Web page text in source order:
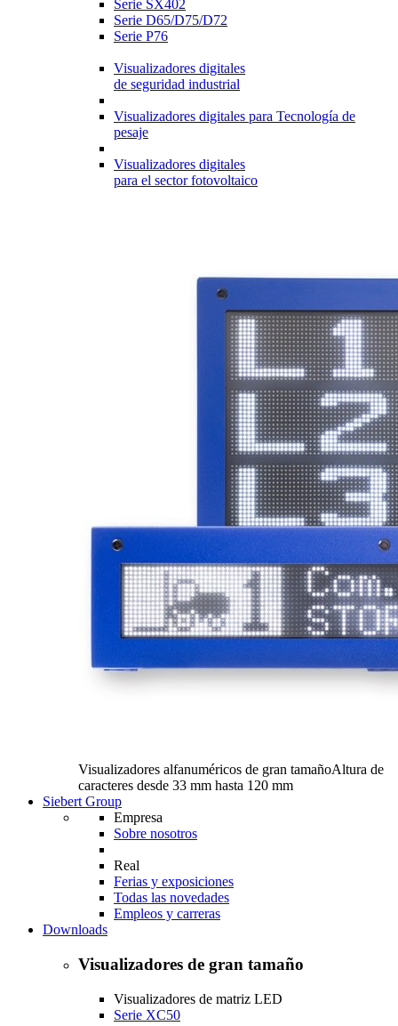
Serie SX402
Serie D65/D75/D72
Serie P76
Visualizadores digitales
de seguridad industrial
Visualizadores digitales para Tecnología de
pesaje
Visualizadores digitales
para el sector fotovoltaico
Visualizadores alfanuméricos de gran tamañoAltura de
caracteres desde 33 mm hasta 120 mm
Siebert Group
Empresa
Sobre nosotros
Real
Ferias y exposiciones
Todas las novedades
Empleos y carreras
Downloads
Visualizadores de gran tamaño
Visualizadores de matriz LED
Serie XC50